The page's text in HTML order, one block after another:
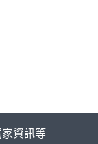
資訊等